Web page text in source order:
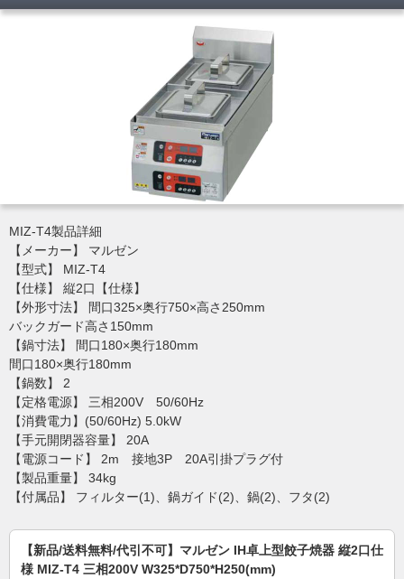
MIZ-T4製品詳細
【メーカー】 マルゼン
【型式】 MIZ-T4
【仕様】 縦2口【仕様】
【外形寸法】 間口325×奥行750×高さ250mm
バックガード高さ150mm
【鍋寸法】 間口180×奥行180mm
間口180×奥行180mm
【鍋数】 2
【定格電源】 三相200V 50/60Hz
【消費電力】(50/60Hz) 5.0kW
【手元開閉器容量】 20A
【電源コード】 2m 接地3P 20A引掛プラグ付
【製品重量】 34kg
【付属品】 フィルター(1)、鍋ガイド(2)、鍋(2)、フタ(2)
【新品/送料無料/代引不可】マルゼン IH卓上型餃子焼器 縦2口仕
様 MIZ-T4 三相200V W325*D750*H250(mm)